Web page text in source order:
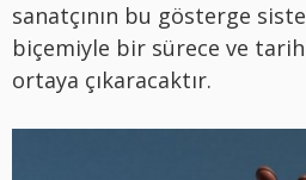
sanatçının bu gösterge
biçemiyle bir sürece ve
ortaya çıkaracaktır.